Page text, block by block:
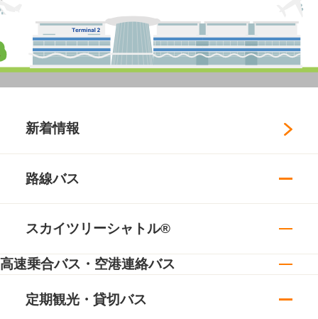
新着情報
路線バス
スカイツリーシャトル®
高速乗合バス・空港連絡バス
定期観光・貸切バス